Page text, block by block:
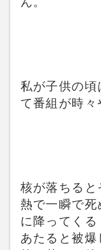
私が子供の頃
て番組が時々
核が落ちると
熱で一瞬で死
に降ってく
あたると被爆